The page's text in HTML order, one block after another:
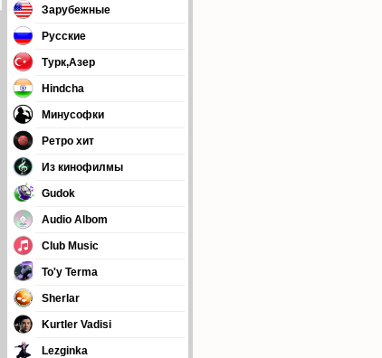
Зарубежные
Русские
Турк,Азер
Hindcha
Минусофки
Ретро хит
Из кинофилмы
Gudok
Audio Albom
Club Music
To'y Terma
Sherlar
Kurtler Vadisi
Lezginka